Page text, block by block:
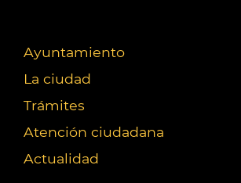
Ayuntamiento
La ciudad
Trámites
Atención ciudadana
Actualidad